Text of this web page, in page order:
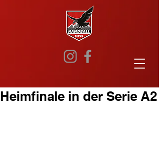
Heimfinale in der Serie A2